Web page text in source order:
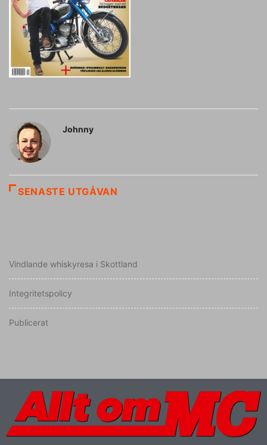
Johnny
SENASTE UTGÅVAN
Vindlande whiskyresa i Skottland
Integritetspolicy
Publicerat